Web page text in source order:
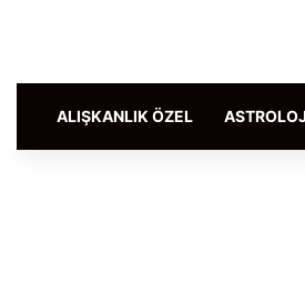
ALIŞKANLIK ÖZEL